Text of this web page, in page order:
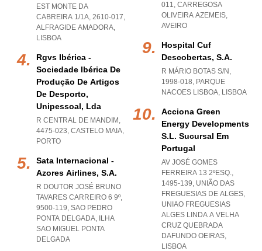
EST MONTE DA
CABREIRA 1/1A, 2610-017,
ALFRAGIDE AMADORA,
LISBOA
Rgvs Ibérica -
Sociedade Ibérica De
Produção De Artigos
De Desporto,
Unipessoal, Lda
R CENTRAL DE MANDIM,
4475-023, CASTELO MAIA,
PORTO
Sata Internacional -
Azores Airlines, S.a.
R DOUTOR JOSÉ BRUNO
TAVARES CARREIRO 6 9º,
9500-119, SAO PEDRO
PONTA DELGADA, ILHA
SAO MIGUEL PONTA
DELGADA
011, CARREGOSA
OLIVEIRA AZEMEIS,
AVEIRO
Hospital Cuf
Descobertas, S.a.
R MÁRIO BOTAS S/N,
1998-018, PARQUE
NACOES LISBOA, LISBOA
Acciona Green
Energy Developments
S.l. Sucursal Em
Portugal
AV JOSÉ GOMES
FERREIRA 13 2ºESQ.,
1495-139, UNIÃO DAS
FREGUESIAS DE ALGES,
UNIAO FREGUESIAS
ALGES LINDA A VELHA
CRUZ QUEBRADA
DAFUNDO OEIRAS,
LISBOA